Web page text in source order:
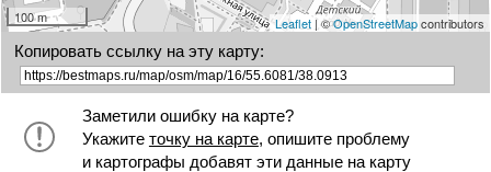
100 m Leaflet| ©OpenStreetMapcontributors
Копировать ссылку на эту карту:
Заметили ошибку на карте?
Укажите точку на карте, опишите проблему
и картографы добавят эти данные на карту